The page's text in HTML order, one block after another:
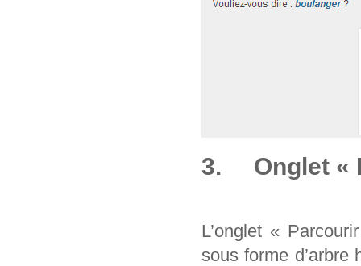
3. Onglet «
L’onglet «
sous forme d’arbre